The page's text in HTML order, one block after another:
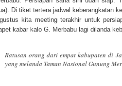
Di tiket tertera jadwal keberangkatan
kita meeting terakhir untuk
kabar kalo G. Merbabu lagi dilanda
Ratusan orang dari empat kabupaten di
yang melanda Taman Nasional Gunung